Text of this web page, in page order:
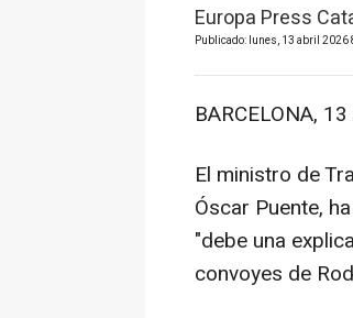
Europa Press
Publicado: lunes, 13 abril 2026
BARCELONA,
El ministro de
Óscar Puente,
"debe una
convoyes de